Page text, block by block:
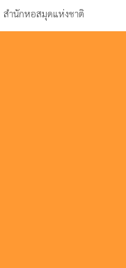
สำนักหอสมุดแห่งชาติ